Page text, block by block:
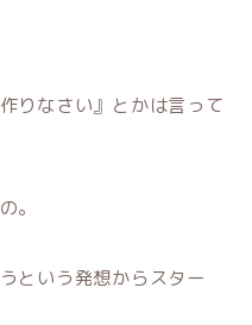
りなさい』とかは言って
。
という発想からスター